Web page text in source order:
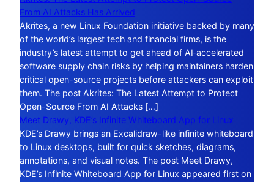
From AI Attacks Has Arrived
Akrites, a new Linux Foundation initiative backed by many
of the world’s largest tech and financial firms, is the
industry’s latest attempt to get ahead of AI‑accelerated
software supply chain risks by helping maintainers harden
critical open-source projects before attackers can exploit
them. The post Akrites: The Latest Attempt to Protect
Open-Source From AI Attacks […]
Meet Drawy, KDE’s Infinite Whiteboard App for Linux
KDE’s Drawy brings an Excalidraw-like infinite whiteboard
to Linux desktops, built for quick sketches, diagrams,
annotations, and visual notes. The post Meet Drawy,
KDE’s Infinite Whiteboard App for Linux appeared first on